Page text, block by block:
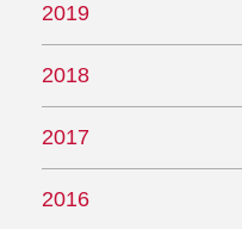
2019
2018
2017
2016